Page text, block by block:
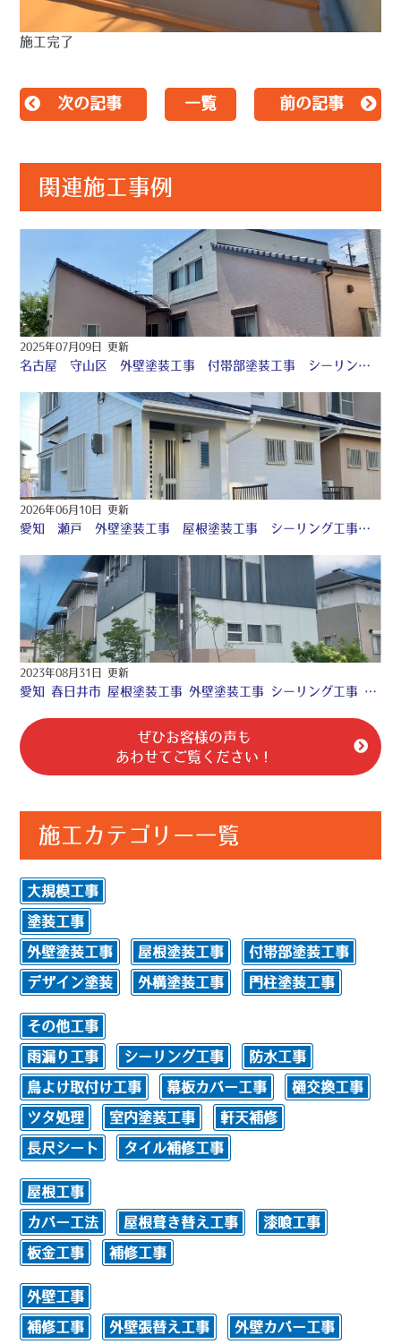
施工完了
次の記事 一覧 前の記事
関連施工事例
2025年07月09日 更新
名古屋 守山区 外壁塗装工事 付帯部塗装工事 シーリング工事 防水工事 ♤
2026年06月10日 更新
愛知 瀬戸 外壁塗装工事 屋根塗装工事 シーリング工事 付帯部塗装工事 〇
2023年08月31日 更新
愛知 春日井市 屋根塗装工事 外壁塗装工事 シーリング工事 付帯部塗装工事 防水工事 ♧
ぜひお客様の声も
あわせてご覧ください！
施工カテゴリー一覧
大規模工事
塗装工事
外壁塗装工事 屋根塗装工事 付帯部塗装工事
デザイン塗装 外構塗装工事 門柱塗装工事
その他工事
雨漏り工事 シーリング工事 防水工事
鳥よけ取付け工事 幕板カバー工事 樋交換工事
ツタ処理 室内塗装工事 軒天補修
長尺シート タイル補修工事
屋根工事
カバー工法 屋根葺き替え工事 漆喰工事
板金工事 補修工事
外壁工事
補修工事 外壁張替え工事 外壁カバー工事